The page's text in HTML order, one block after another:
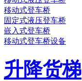
移动式登车桥
固定式液压登车桥
嵌入式登车桥
移动式登车桥设备
升降货梯